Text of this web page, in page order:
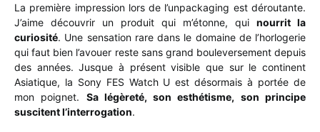
La première impression lors de l’unpackaging est déroutante.
J’aime découvrir un produit qui m’étonne, qui nourrit la
curiosité. Une sensation rare dans le domaine de l’horlogerie
qui faut bien l’avouer reste sans grand bouleversement depuis
des années. Jusque à présent visible que sur le continent
Asiatique, la Sony FES Watch U est désormais à portée de
mon poignet. Sa légèreté, son esthétisme, son principe
suscitent l’interrogation.